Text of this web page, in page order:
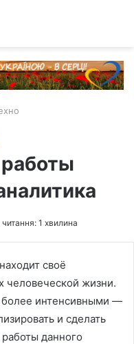
читання: 1 хвилина
своё
человеческой жизни.
более интенсивными —
и сделать
данного